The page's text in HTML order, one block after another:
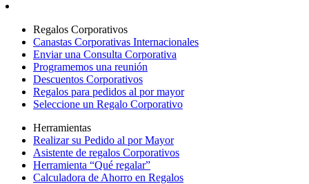
Regalos Corporativos
Canastas Corporativas Internacionales
Enviar una Consulta Corporativa
Programemos una reunión
Descuentos Corporativos
Regalos para pedidos al por mayor
Seleccione un Regalo Corporativo
Herramientas
Realizar su Pedido al por Mayor
Asistente de regalos Corporativos
Herramienta “Qué regalar”
Calculadora de Ahorro en Regalos